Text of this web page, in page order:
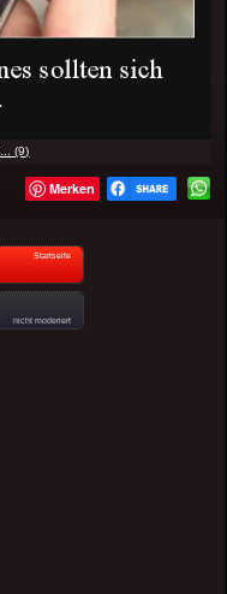
(9)
Merken
Startseite
nicht moderiert